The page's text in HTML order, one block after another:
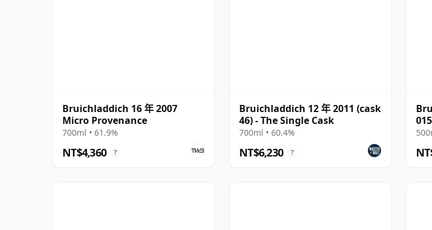
Bruichladdich 16 年 2007
Micro Provenance
700ml • 61.9%
NT$4,360 ?
Bruichladdich 12 年 2011 (cask
46) - The Single Cask
700ml • 60.4%
NT$6,230 ?